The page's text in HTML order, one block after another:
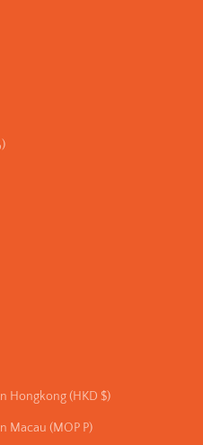
Saudi-Arabien (SAR ر.س)
Hongkong (HKD $)
Macau (MOP P)